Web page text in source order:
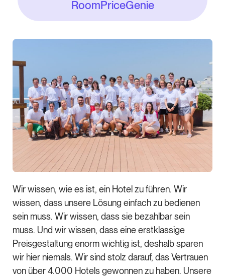
RoomPriceGenie
Wir wissen, wie es ist, ein Hotel zu führen. Wir
wissen, dass unsere Lösung einfach zu bedienen
sein muss. Wir wissen, dass sie bezahlbar sein
muss. Und wir wissen, dass eine erstklassige
Preisgestaltung enorm wichtig ist, deshalb sparen
wir hier niemals. Wir sind stolz darauf, das Vertrauen
von über 4.000 Hotels gewonnen zu haben. Unsere